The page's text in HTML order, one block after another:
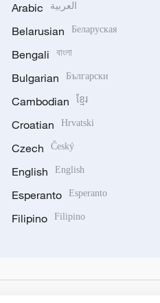
Arabic العربية
Belarusian Беларуская
Bengali বাংলা
Bulgarian Български
Cambodian ខ្មែរ
Croatian Hrvatski
Czech Český
English English
Esperanto Esperanto
Filipino Filipino